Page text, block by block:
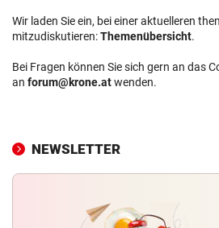
Wir laden Sie ein, bei einer aktuelleren
mitzudiskutieren:Themenübersicht.
Bei Fragen können Sie sich gern an das
an forum@krone.atwenden.
NEWSLETTER